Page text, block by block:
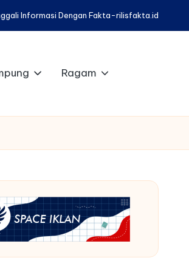
Informasi Dengan Fakta-rilisfakta.id
Ragam